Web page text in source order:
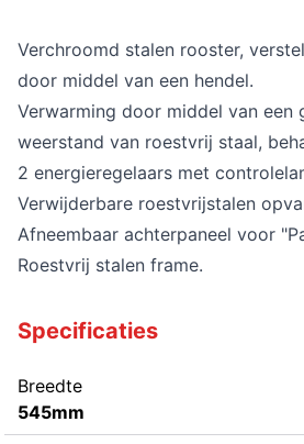
Verchroomd stalen rooster,
door middel van een hendel.
Verwarming door middel van een
weerstand van roestvrij staal,
2 energieregelaars met
Verwijderbare roestvrijstalen
Afneembaar achterpaneel voor
Roestvrij stalen frame.
Specificaties
Breedte
545mm